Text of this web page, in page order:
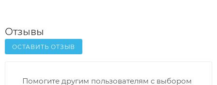
Отзывы
ОСТАВИТЬ ОТЗЫВ
Помогите другим пользователям с выбором